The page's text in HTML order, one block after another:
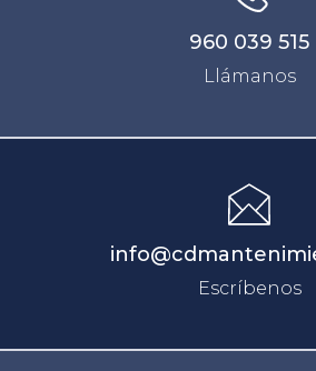
960 039 515
Llámanos
Escríbenos